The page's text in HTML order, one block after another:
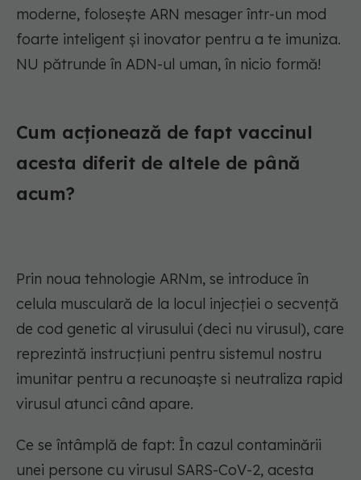
moderne, folosește ARN mesager într-un mod
foarte inteligent și inovator pentru a te imuniza.
NU pătrunde în ADN-ul uman, în nicio formă!
Cum acționează de fapt vaccinul
acesta diferit de altele de până
acum?
Prin noua tehnologie ARNm, se introduce în
celula musculară de la locul injecției o secvență
de cod genetic al virusului (deci nu virusul), care
reprezintă instrucțiuni pentru sistemul nostru
imunitar pentru a recunoaște si neutraliza rapid
virusul atunci când apare.
Ce se întâmplă de fapt: În cazul contaminării
unei persone cu virusul SARS-CoV-2, acesta